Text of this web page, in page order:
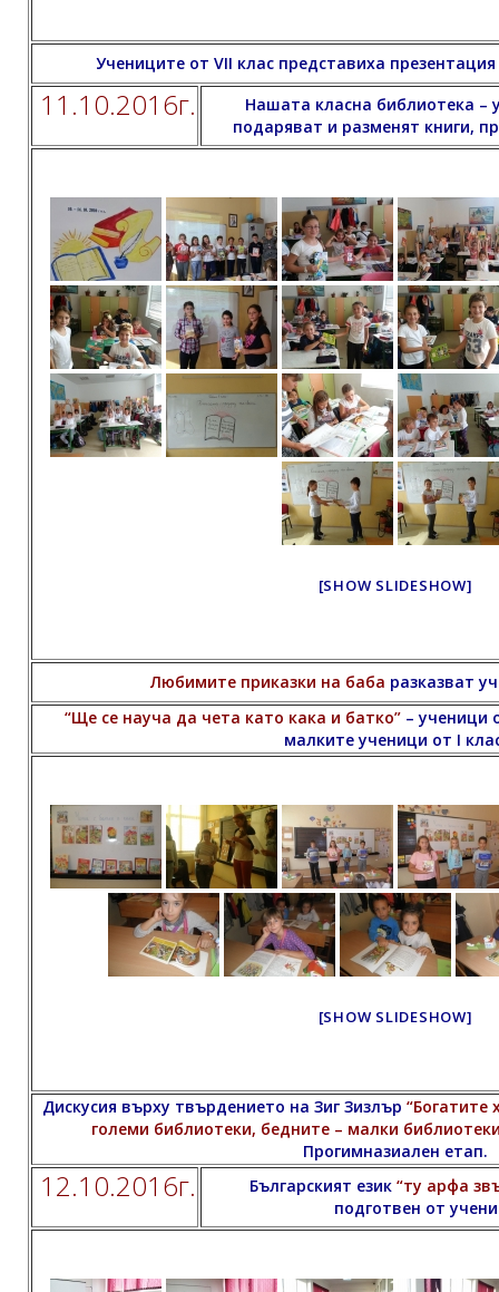
Учениците от VII клас представиха презентация
11.10.2016г.
Нашата класна библиотека –
подаряват и разменят книги,
[SHOW SLIDESHOW]
Любимите приказки на баба разказват
“Ще се науча да чета като кака и батко” – ученици
малките ученици от I
[SHOW SLIDESHOW]
Дискусия върху твърдението на Зиг Зизлър “Богатите
големи библиотеки, бедните – малки
Прогимназиален етап.
12.10.2016г. Българският език “ту арфа
подготвен от